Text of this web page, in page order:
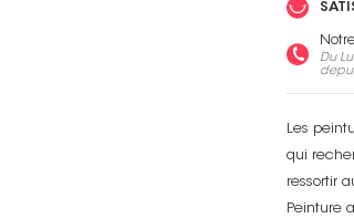
Du
Les
qui
ressortir
Peinture